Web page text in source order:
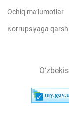
Ochiq ma’lumotlar
Korrupsiyaga